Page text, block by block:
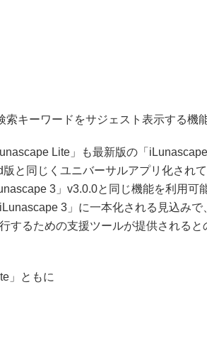
索キーワードをサジェスト表示する機
Lite」も最新版の「
と同じくユニバーサルアプリ化されて
3」v3.0.0と同じ機能を利用可
3」に一本化される見込みで
するための支援ツールが提供されると
」ともに